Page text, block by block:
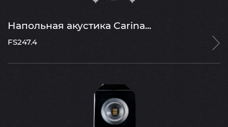
Напольная акустика Carina...
FS247.4